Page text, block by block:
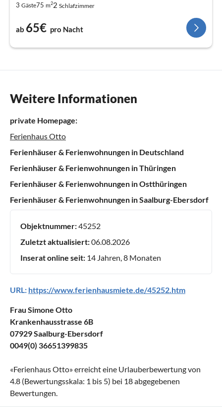
3 Gäste75 m22 Schlafzimmer
ab 65€ pro Nacht
Weitere Informationen
private Homepage:
Ferienhaus Otto
Ferienhäuser & Ferienwohnungen in Deutschland
Ferienhäuser & Ferienwohnungen in Thüringen
Ferienhäuser & Ferienwohnungen in Ostthüringen
Ferienhäuser & Ferienwohnungen in Saalburg-Ebersdorf
Objektnummer:45252
Zuletzt aktualisiert:06.08.2026
Inserat online seit: 14 Jahren, 8 Monaten
URL: https://www.ferienhausmiete.de/45252.htm
Frau Simone Otto
Krankenhausstrasse 6B
07929 Saalburg-Ebersdorf
0049(0) 36651399835
«Ferienhaus Otto» erreicht eine Urlauberbewertung von
4.8 (Bewertungsskala: 1 bis 5) bei 18abgegebenen
Bewertungen.